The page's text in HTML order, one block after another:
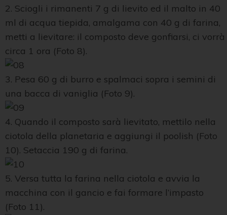
2. Sciogli i rimanenti 7 g di lievito ed il malto in 40
ml di acqua tiepida, amalgama con 40 g di farina,
metti a lievitare: il composto deve gonfiarsi, ci vorrà
circa 1 ora (Foto 8).
3. Pesa 60 g di burro e spalmaci sopra i semini di
una bacca di vaniglia (Foto 9).
4. Quando il composto sarà lievitato, mettilo nella
ciotola della planetaria e aggiungi il poolish (Foto
10). Setaccia 190 g di farina.
5. Versa tutta la farina nella ciotola e avvia la
macchina con il gancio e fai formare l’impasto
(Foto 11).